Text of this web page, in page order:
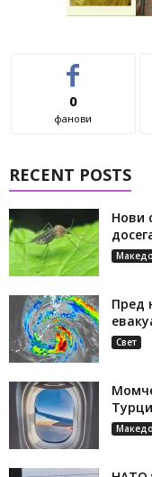
0
фанови
RECENT POSTS
Нови
Пред
Свет